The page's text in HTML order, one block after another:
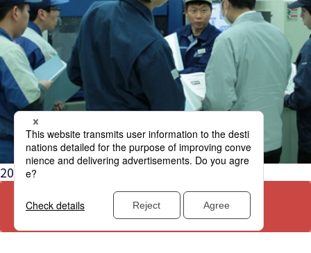
2025年度技術スクールの予定を公開しました